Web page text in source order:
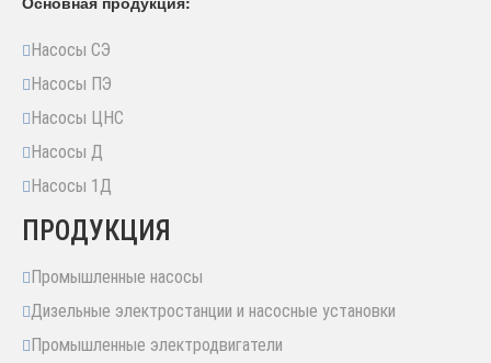
Насосы СЭ
Насосы ПЭ
Насосы ЦНС
Насосы Д
Насосы 1Д
ПРОДУКЦИЯ
Промышленные насосы
Дизельные электростанции и насосные установки
Промышленные электродвигатели